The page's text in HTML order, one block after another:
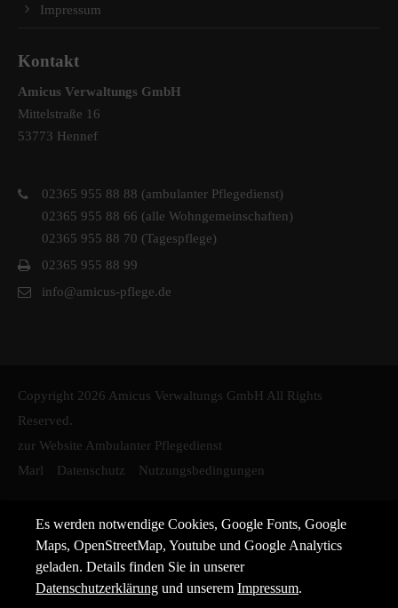
Impressum
Kontakt
Amicus Verwaltungs GmbH
Mittelstraße 16
53773 Hennef
02365 955 88 88 (ambulanter Pflegedienst)
02365 955 88 66 (alle Wohngemeinschaften)
02365 955 88 70 (Tagespflege)
02365 955 88 99
info@amicus-pflege.de
Copyright 2026 Amicus Verwaltungs GmbH All Rights
Reserved.
zur Website Ambulanter Pflegedienst
Marl
Datenschutz Nutzungsbedingungen
Es werden notwendige Cookies, Google Fonts, Google
Maps, OpenStreetMap, Youtube und Google Analytics
geladen. Details finden Sie in unserer
Datenschutzerklärung und unseremImpressum.